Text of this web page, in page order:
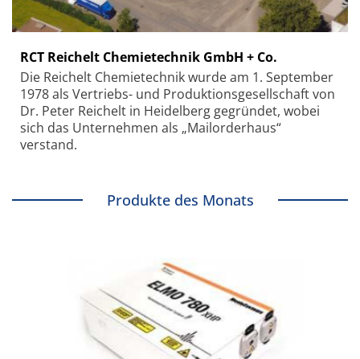
RCT Reichelt Chemietechnik GmbH + Co.
Die Reichelt Chemietechnik wurde am 1. September
1978 als Vertriebs- und Produktionsgesellschaft von
Dr. Peter Reichelt in Heidelberg gegründet, wobei
sich das Unternehmen als „Mailorderhaus“
verstand.
Produkte des Monats